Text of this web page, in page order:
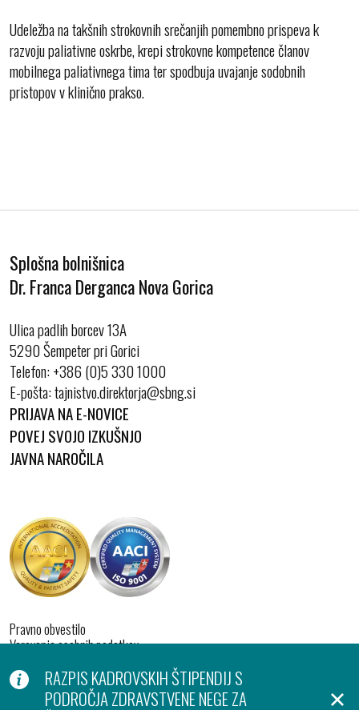
Udeležba na takšnih strokovnih srečanjih pomembno prispeva k
razvoju paliativne oskrbe, krepi strokovne kompetence članov
mobilnega paliativnega tima ter spodbuja uvajanje sodobnih
pristopov v klinično prakso.
Splošna bolnišnica
Dr. Franca Derganca Nova Gorica
Ulica padlih borcev 13A
5290 Šempeter pri Gorici
Telefon:+386 (0)5 330 1000
E-pošta:
PRIJAVA NA E-NOVICE
POVEJ SVOJO IZKUŠNJO
JAVNA NAROČILA
Pravno obvestilo
Varovanje osebnih podatkov
Piškotki
Produkcija:Ar©tur
RAZPIS KADROVSKIH ŠTIPENDIJ S
PODROČJA ZDRAVSTVENE NEGE ZA